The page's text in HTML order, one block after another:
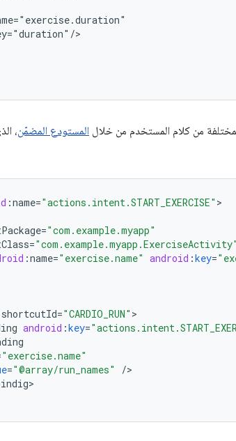
من كلام المستخدم من خلال المستودع المضمّن،
:name="actions.intent.START_EXERCISE"
="com.example.myapp"
="com.example.myapp.ExerciseActivity"
:name="exercise.name" android :key=
shortcutId="CARDIO_RUN"
android :key=
"exercise.name"
="@array/run_names" /
>